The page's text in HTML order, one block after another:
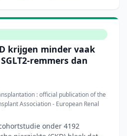
krijgen minder vaak
remmers dan
: official publication of the
Association - European Renal
onder 4192